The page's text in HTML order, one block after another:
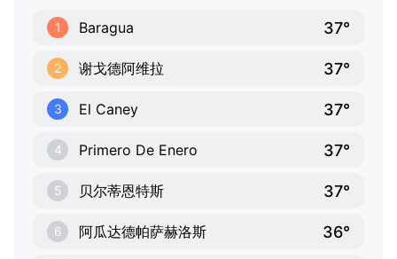
1 Baragua 37°
2 谢戈德阿维拉 37°
3 El Caney 37°
4 Primero De Enero 37°
5 贝尔蒂恩特斯 37°
6 阿瓜达德帕萨赫洛斯 36°